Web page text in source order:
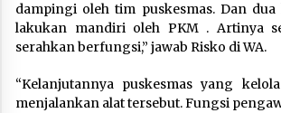
dampingi oleh tim puskesmas. Dan
lakukan mandiri oleh PKM . Artinya
serahkan berfungsi,” jawab Risko di WA.
“Kelanjutannya puskesmas yang
menjalankan alat tersebut. Fungsi